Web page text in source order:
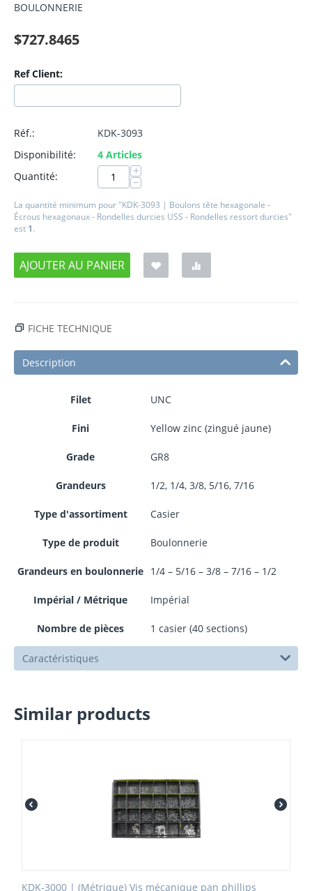
BOULONNERIE
$727.8465
Ref Client:
Réf.:
KDK-3093
Disponibilité:
4 Articles
Quantité:
+
−
La quantité minimum pour "KDK-3093 | Boulons tête hexagonale -
Écrous hexagonaux - Rondelles durcies USS - Rondelles ressort durcies"
est 1.
AJOUTER AU PANIER
FICHE TECHNIQUE
Description
Filet UNC
Fini Yellow zinc (zingué jaune)
Grade GR8
Grandeurs 1/2, 1/4, 3/8, 5/16, 7/16
Type d'assortiment Casier
Type de produit Boulonnerie
Grandeurs en boulonnerie 1/4 – 5/16 – 3/8 – 7/16 – 1/2
Impérial / Métrique Impérial
Nombre de pièces 1 casier (40 sections)
Caractéristiques
Similar products
KDK-3000 | (Métrique) Vis mécanique pan phillips